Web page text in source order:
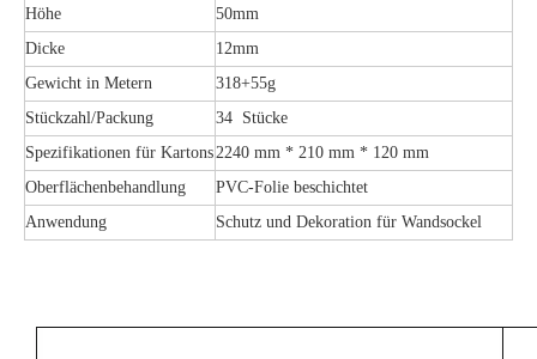
Höhe
50mm
Dicke
12mm
Gewicht in Metern
318+55g
Stückzahl/Packung
34 Stücke
Spezifikationen für Kartons2240 mm * 210 mm * 120 mm
Oberflächenbehandlung
PVC-Folie beschichtet
Anwendung
Schutz und Dekoration für Wandsockel